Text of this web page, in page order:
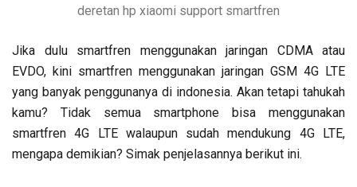
deretan hp xiaomi support smartfren
Jika dulu smartfren menggunakan jaringan CDMA atau
EVDO, kini smartfren menggunakan jaringan GSM 4G LTE
yang banyak penggunanya di indonesia. Akan tetapi tahukah
kamu? Tidak semua smartphone bisa menggunakan
smartfren 4G LTE walaupun sudah mendukung 4G LTE,
mengapa demikian? Simak penjelasannya berikut ini.